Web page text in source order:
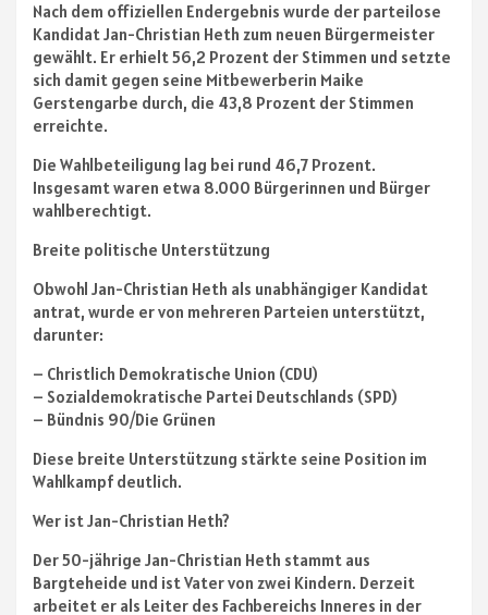
Nach dem offiziellen Endergebnis wurde der parteilose
Kandidat Jan-Christian Heth zum neuen Bürgermeister
gewählt. Er erhielt 56,2 Prozent der Stimmen und setzte
sich damit gegen seine Mitbewerberin Maike
Gerstengarbe durch, die 43,8 Prozent der Stimmen
erreichte.
Die Wahlbeteiligung lag bei rund 46,7 Prozent.
Insgesamt waren etwa 8.000 Bürgerinnen und Bürger
wahlberechtigt.
Breite politische Unterstützung
Obwohl Jan-Christian Heth als unabhängiger Kandidat
antrat, wurde er von mehreren Parteien unterstützt,
darunter:
– Christlich Demokratische Union (CDU)
– Sozialdemokratische Partei Deutschlands (SPD)
– Bündnis 90/Die Grünen
Diese breite Unterstützung stärkte seine Position im
Wahlkampf deutlich.
Wer ist Jan-Christian Heth?
Der 50-jährige Jan-Christian Heth stammt aus
Bargteheide und ist Vater von zwei Kindern. Derzeit
arbeitet er als Leiter des Fachbereichs Inneres in der